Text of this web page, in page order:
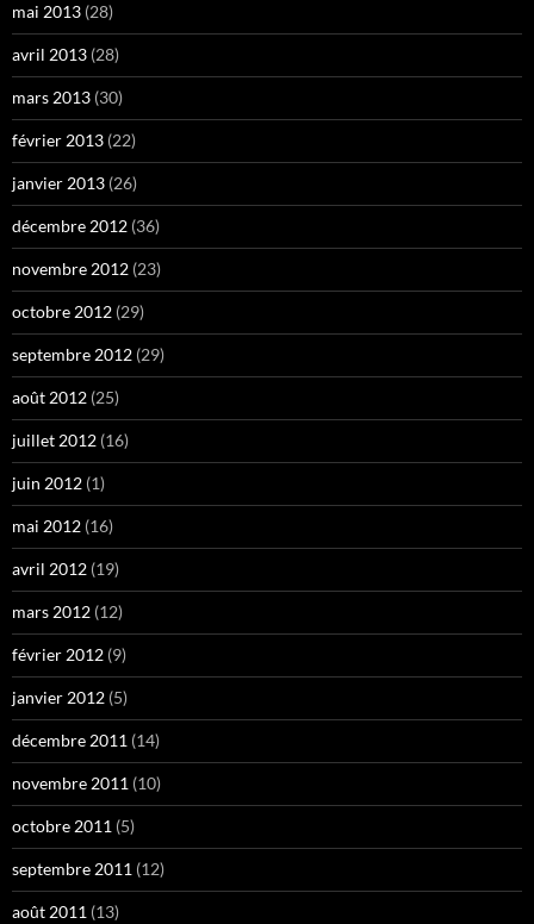
mai 2013 (28)
avril 2013 (28)
mars 2013 (30)
février 2013 (22)
janvier 2013 (26)
décembre 2012 (36)
novembre 2012 (23)
octobre 2012 (29)
septembre 2012 (29)
août 2012 (25)
juillet 2012 (16)
juin 2012 (1)
mai 2012 (16)
avril 2012 (19)
mars 2012 (12)
février 2012 (9)
janvier 2012 (5)
décembre 2011 (14)
novembre 2011 (10)
octobre 2011 (5)
septembre 2011 (12)
août 2011 (13)